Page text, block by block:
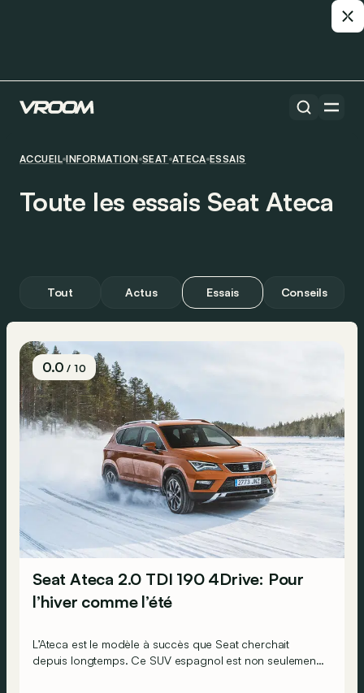
ACCUEIL INFORMATION SEAT ATECA ESSAIS
Toute les essais Seat Ateca
Tout Actus Essais Conseils
0.0/ 10
Seat Ateca 2.0 TDI 190 4Drive: Pour
l’hiver comme l’été
L’Ateca est le modèle à succès que Seat cherchait
depuis longtemps. Ce SUV espagnol est non seulement